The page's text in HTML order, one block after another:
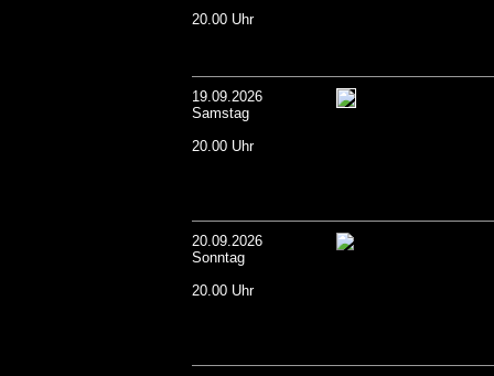
20.00 Uhr
19.09.2026
Samstag
20.00 Uhr
20.09.2026
Sonntag
20.00 Uhr